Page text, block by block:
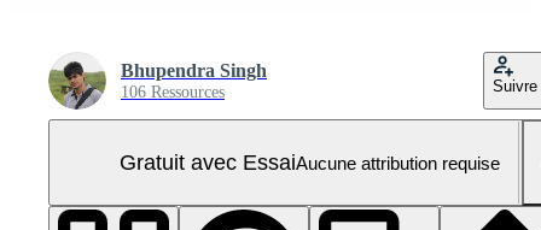
Bhupendra Singh
106 Ressources Suivre
Gratuit avec EssaiAucune attribution requise